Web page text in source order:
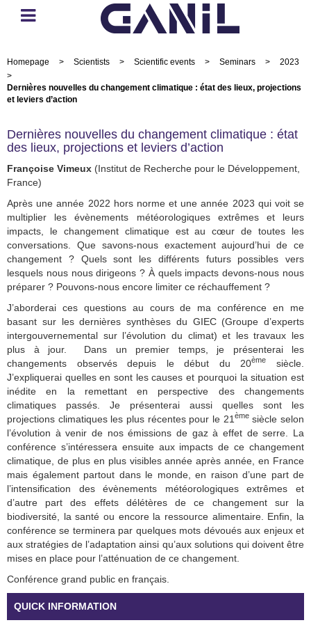
Homepage > Scientists > Scientific events > Seminars >
2023
>
Dernières nouvelles du changement climatique : état des lieux, projections
et leviers d’action
QUICK INFORMATION
Dernières nouvelles du changement climatique : état
des lieux, projections et leviers d’action
Françoise Vimeux (Institut de Recherche pour le Développement,
France)
Après une année 2022 hors norme et une année 2023 qui voit se
multiplier les évènements météorologiques extrêmes et leurs
impacts, le changement climatique est au cœur de toutes les
conversations. Que savons-nous exactement aujourd’hui de ce
changement ? Quels sont les différents futurs possibles vers
lesquels nous nous dirigeons ? À quels impacts devons-nous nous
préparer ? Pouvons-nous encore limiter ce réchauffement ?
J’aborderai ces questions au cours de ma conférence en me
basant sur les dernières synthèses du GIEC (Groupe d’experts
intergouvernemental sur l’évolution du climat) et les travaux les
plus à jour. Dans un premier temps, je présenterai les
changements observés depuis le début du 20ème
siècle.
J’expliquerai quelles en sont les causes et pourquoi la situation est
inédite en la remettant en perspective des changements
climatiques passés. Je présenterai aussi quelles sont les
projections climatiques les plus récentes pour le 21 èmesiècle selon
l’évolution à venir de nos émissions de gaz à effet de serre. La
conférence s’intéressera ensuite aux impacts de ce changement
climatique, de plus en plus visibles année après année, en France
mais également partout dans le monde, en raison d’une part de
l’intensification des évènements météorologiques extrêmes et
d’autre part des effets délétères de ce changement sur la
biodiversité, la santé ou encore la ressource alimentaire. Enfin, la
conférence se terminera par quelques mots dévoués aux enjeux et
aux stratégies de l’adaptation ainsi qu’aux solutions qui doivent être
mises en place pour l’atténuation de ce changement.
Conférence grand public en français.